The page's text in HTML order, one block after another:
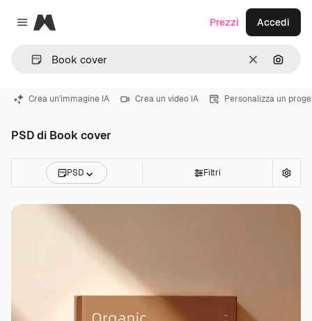
Close menu
Magnific
CancellaCerca
Prezzi Accedi
Crea un'immagine IA Crea un video IA Personalizza un
PSD di Book cover
PSD Filtri